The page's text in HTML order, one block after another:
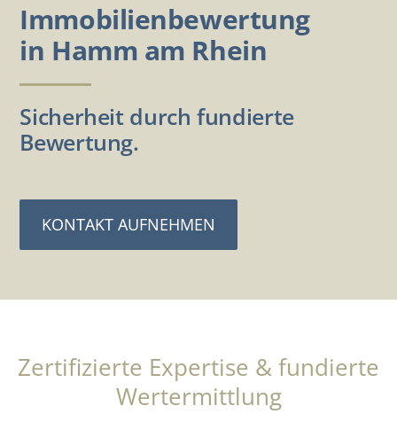
Immobilienbewertung
in Hamm am Rhein
Sicherheit durch fundierte
Bewertung.
KONTAKT AUFNEHMEN
Zertifizierte Expertise & fundierte
Wertermittlung